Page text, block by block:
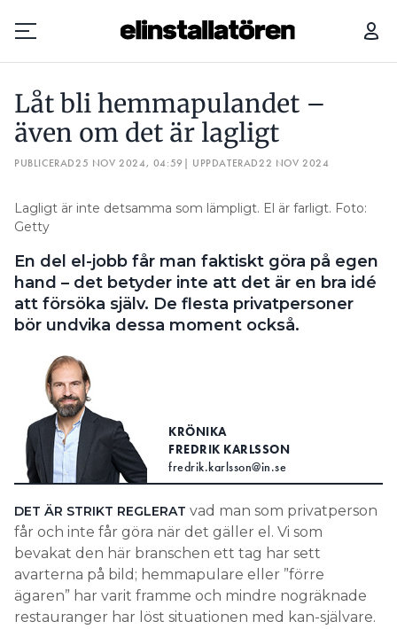
Prenumerera
Hantera prenumeration
Lediga jobb
Annonsera
Läs E-tidningen
Kontakt
Personuppgifter
Search for:
Låt bli hemmapulandet –
även om det är lagligt
PUBLICERAD25 NOV 2024, 04:59 | UPPDATERAD22 NOV 2024
Lagligt är inte detsamma som lämpligt. El är farligt. Foto:
Getty
En del el-jobb får man faktiskt göra på egen
hand – det betyder inte att det är en bra idé
att försöka själv. De flesta privatpersoner
bör undvika dessa moment också.
KRÖNIKA
FREDRIK KARLSSON
fredrik.karlsson@in.se
DET ÄR STRIKT REGLERAT vad man som privatperson
får och inte får göra när det gäller el. Vi som
bevakat den här branschen ett tag har sett
avarterna på bild; hemmapulare eller ”förre
ägaren” har varit framme och mindre nogräknade
restauranger har löst situationen med kan-självare.
LÅT BLI HEMMAPULANDET – ÄVEN OM DET ÄR LAGLIGT